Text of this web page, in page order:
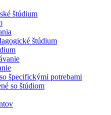
štúdium
štúdium
špecifickými potrebami
so štúdiom